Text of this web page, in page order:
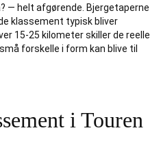
— helt afgørende. Bjergetaperne
klassement typisk bliver
15-25 kilometer skiller de reelle
forskelle i form kan blive til
i Touren